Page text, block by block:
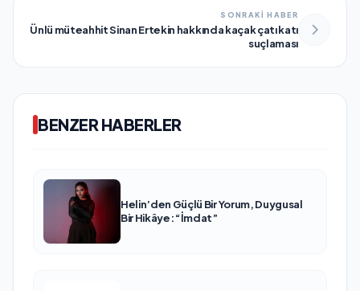
SONRAKİ HABER
Ünlü müteahhit Sinan Ertekin hakkında kaçak çatı katı
suçlaması
BENZER HABERLER
Helin’den Güçlü Bir Yorum, Duygusal
Bir Hikâye: “İmdat”